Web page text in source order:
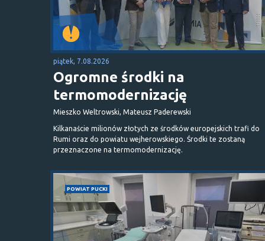
piątek, 7.08.2026
Ogromne środki na
termomodernizację
Mieszko Weltrowski, Mateusz Paderewski
Kilkanaście milionów złotych ze środków europejskich trafi do
Rumi oraz do powiatu wejherowskiego. Środki te zostaną
przeznaczone na termomodernizację.
POWIAT PUCKI